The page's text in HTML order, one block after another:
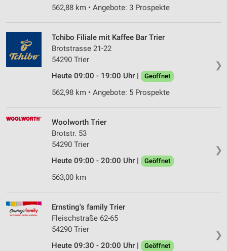
562,88 km • Angebote: 3 Prospekte
❯
Tchibo Filiale mit Kaffee Bar Trier
Brotstrasse 21-22
54290 Trier
Heute 09:00 - 19:00 Uhr |
Geöffnet
562,98 km • Angebote: 5 Prospekte
❯
Woolworth Trier
Brotstr. 53
54290 Trier
Heute 09:00 - 20:00 Uhr |
Geöffnet
563,00 km
❯
Ernsting's family Trier
Fleischstraße 62-65
54290 Trier
Heute 09:30 - 20:00 Uhr |
Geöffnet